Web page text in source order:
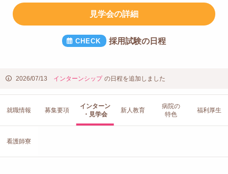
見学会の詳細
採用試験の日程
2026/07/13 インターンシップ の日程を追加しました
就職情報 募集要項
インターン
・見学会
新人教育
病院の
特色
福利厚生
看護師寮